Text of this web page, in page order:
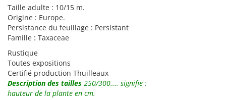
Taille adulte : 10/15 m.
Origine : Europe.
Persistance du feuillage : Persistant
Famille : Taxaceae
Rustique
Toutes expositions
Certifié production Thuilleaux
Description des tailles 250/300.... signifie :
hauteur de la plante en cm.